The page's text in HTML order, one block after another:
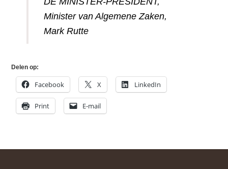
Minister van Algemene Zaken,
Mark Rutte
Delen op:
Facebook X LinkedIn
Print E-mail